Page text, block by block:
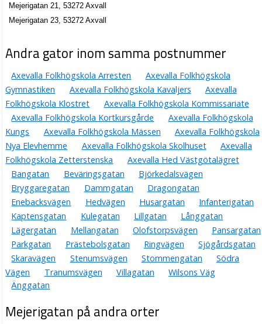
Mejerigatan 21, 53272 Axvall
Mejerigatan 23, 53272 Axvall
Andra gator inom samma postnummer
Axevalla Folkhögskola Arresten
Axevalla Folkhögskola
Gymnastiken
Axevalla Folkhögskola Kavaljers
Axevalla
Folkhögskola Klostret
Axevalla Folkhögskola Kommissariate
Axevalla Folkhögskola Kortkursgårde
Axevalla Folkhögskola
Kungs
Axevalla Folkhögskola Mässen
Axevalla Folkhögskola
Nya Elevhemme
Axevalla Folkhögskola Skolhuset
Axevalla
Folkhögskola Zetterstenska
Axevalla Hed Västgötalägret
Bangatan
Beväringsgatan
Björkedalsvägen
Bryggaregatan
Dammgatan
Dragongatan
Enebacksvägen
Hedvägen Husargatan
Infanterigatan
Kaptensgatan
Kulegatan Lillgatan
Långgatan
Lägergatan
Mellangatan Olofstorpsvägen
Pansargatan
Parkgatan
Prästebolsgatan Ringvägen
Sjögårdsgatan
Skaravägen
Stenumsvägen Stommengatan
Södra
Vägen
Tranumsvägen Villagatan
Wilsons Väg
Änggatan
Mejerigatan på andra orter